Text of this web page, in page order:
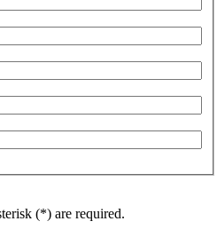
(*) are required.